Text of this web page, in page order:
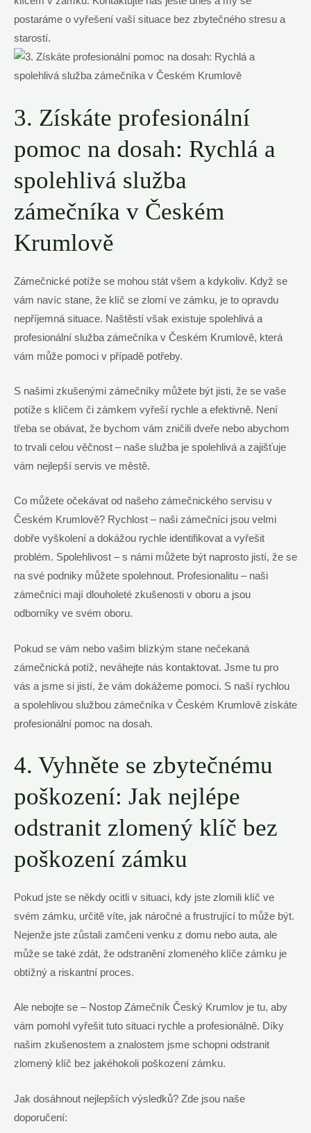
postaráme o vyřešení vaší situace bez zbytečného stresu a
starostí.
3. Získáte profesionální
pomoc na dosah: Rychlá a
spolehlivá služba
zámečníka v Českém
Krumlově
Zámečnické potíže se mohou stát všem a kdykoliv. Když se
vám navíc stane, že klíč se zlomí ve zámku, je to opravdu
nepříjemná situace. Naštěstí však existuje spolehlivá a
profesionální služba zámečníka v Českém Krumlově, která
vám může pomoci v případě potřeby.
S našimi zkušenými zámečníky můžete být jisti, že se vaše
potíže s klíčem či zámkem vyřeší rychle a efektivně. Není
třeba se obávat, že bychom vám zničili dveře nebo abychom
to trvali celou věčnost – naše služba je spolehlivá a zajišťuje
vám nejlepší servis ve městě.
Co můžete očekávat od našeho zámečnického servisu v
Českém Krumlově? Rychlost – naši zámečníci jsou velmi
dobře vyškolení a dokážou rychle identifikovat a vyřešit
problém. Spolehlivost – s námi můžete být naprosto jistí, že se
na své podniky můžete spolehnout. Profesionalitu – naši
zámečníci mají dlouholeté zkušenosti v oboru a jsou
odborníky ve svém oboru.
Pokud se vám nebo vašim blízkým stane nečekaná
zámečnická potíž, neváhejte nás kontaktovat. Jsme tu pro
vás a jsme si jistí, že vám dokážeme pomoci. S naší rychlou
a spolehlivou službou zámečníka v Českém Krumlově získáte
profesionální pomoc na dosah.
4. Vyhněte se zbytečnému
poškození: Jak nejlépe
odstranit zlomený klíč bez
poškození zámku
Pokud jste se někdy ocitli v situaci, kdy jste zlomili klíč ve
svém zámku, určitě víte, jak náročné a frustrující to může být.
Nejenže jste zůstali zamčeni venku z domu nebo auta, ale
může se také zdát, že odstranění zlomeného klíče zámku je
obtížný a riskantní proces.
Ale nebojte se – Nostop Zámečník Český Krumlov je tu, aby
vám pomohl vyřešit tuto situaci rychle a profesionálně. Díky
našim zkušenostem a znalostem jsme schopni odstranit
zlomený klíč bez jakéhokoli poškození zámku.
Jak dosáhnout nejlepších výsledků? Zde jsou naše
doporučení: